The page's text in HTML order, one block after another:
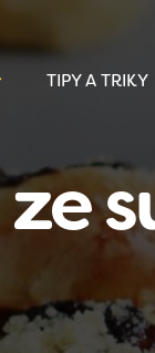
TIPY A TRIKY